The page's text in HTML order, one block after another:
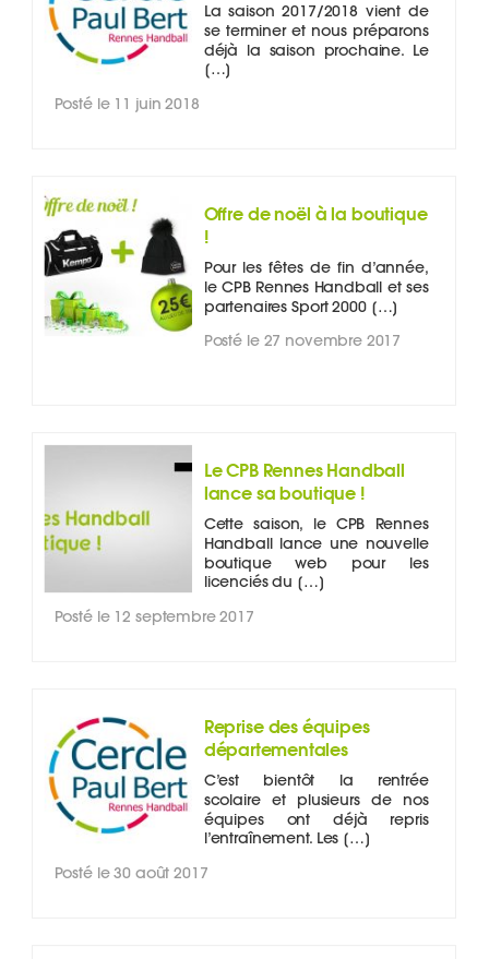
La saison 2017/2018 vient de
se terminer et nous préparons
déjà la saison prochaine. Le
[…]
Posté le 11 juin 2018
Offre de noël à la boutique
!
Pour les fêtes de fin d’année,
le CPB Rennes Handball et ses
partenaires Sport 2000 […]
Posté le 27 novembre 2017
Le CPB Rennes Handball
lance sa boutique !
Cette saison, le CPB Rennes
Handball lance une nouvelle
boutique web pour les
licenciés du […]
Posté le 12 septembre 2017
Reprise des équipes
départementales
C’est bientôt la rentrée
scolaire et plusieurs de nos
équipes ont déjà repris
l’entraînement. Les […]
Posté le 30 août 2017